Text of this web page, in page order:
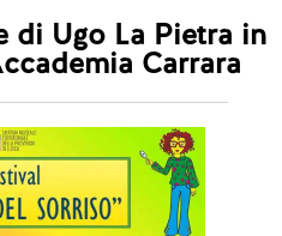
di Ugo La Pietra in
Carrara